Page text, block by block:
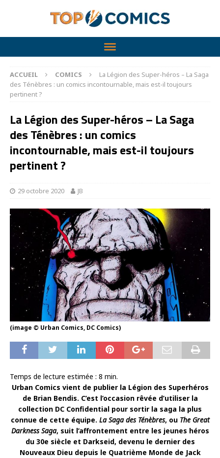
ACCUEIL COMICS
La Légion des Super-héros – La Saga
des Ténèbres : un comics incontournable, mais est-il toujours
pertinent ?
La Légion des Super-héros – La Saga
des Ténèbres : un comics
incontournable, mais est-il toujours
pertinent ?
29 octobre 2020 JB
(image © Urban Comics, DC Comics)
Temps de lecture estimée : 8 min.
Urban Comics vient de publier la Légion des Superhéros
de Brian Bendis. C’est l’occasion rêvée d’utiliser la
collection DC Confidential pour sortir la saga la plus
connue de cette équipe. La Saga des Ténèbres, ou The Great
Darkness Saga, suit l’affrontement entre les jeunes héros
du 30e siècle et Darkseid, devenu le dernier des
Nouveaux Dieu depuis le Quatrième Monde de Jack